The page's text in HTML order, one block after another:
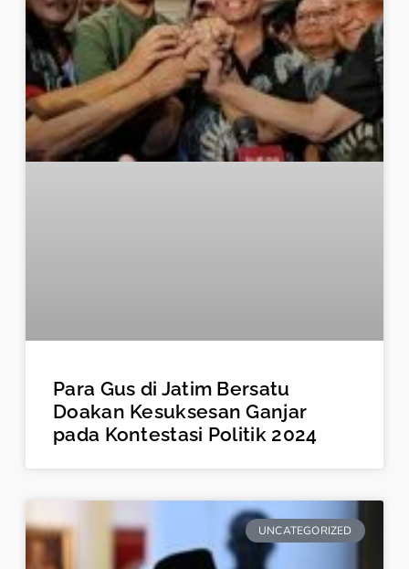
Para Gus di Jatim Bersatu
Doakan Kesuksesan Ganjar
pada Kontestasi Politik 2024
UNCATEGORIZED